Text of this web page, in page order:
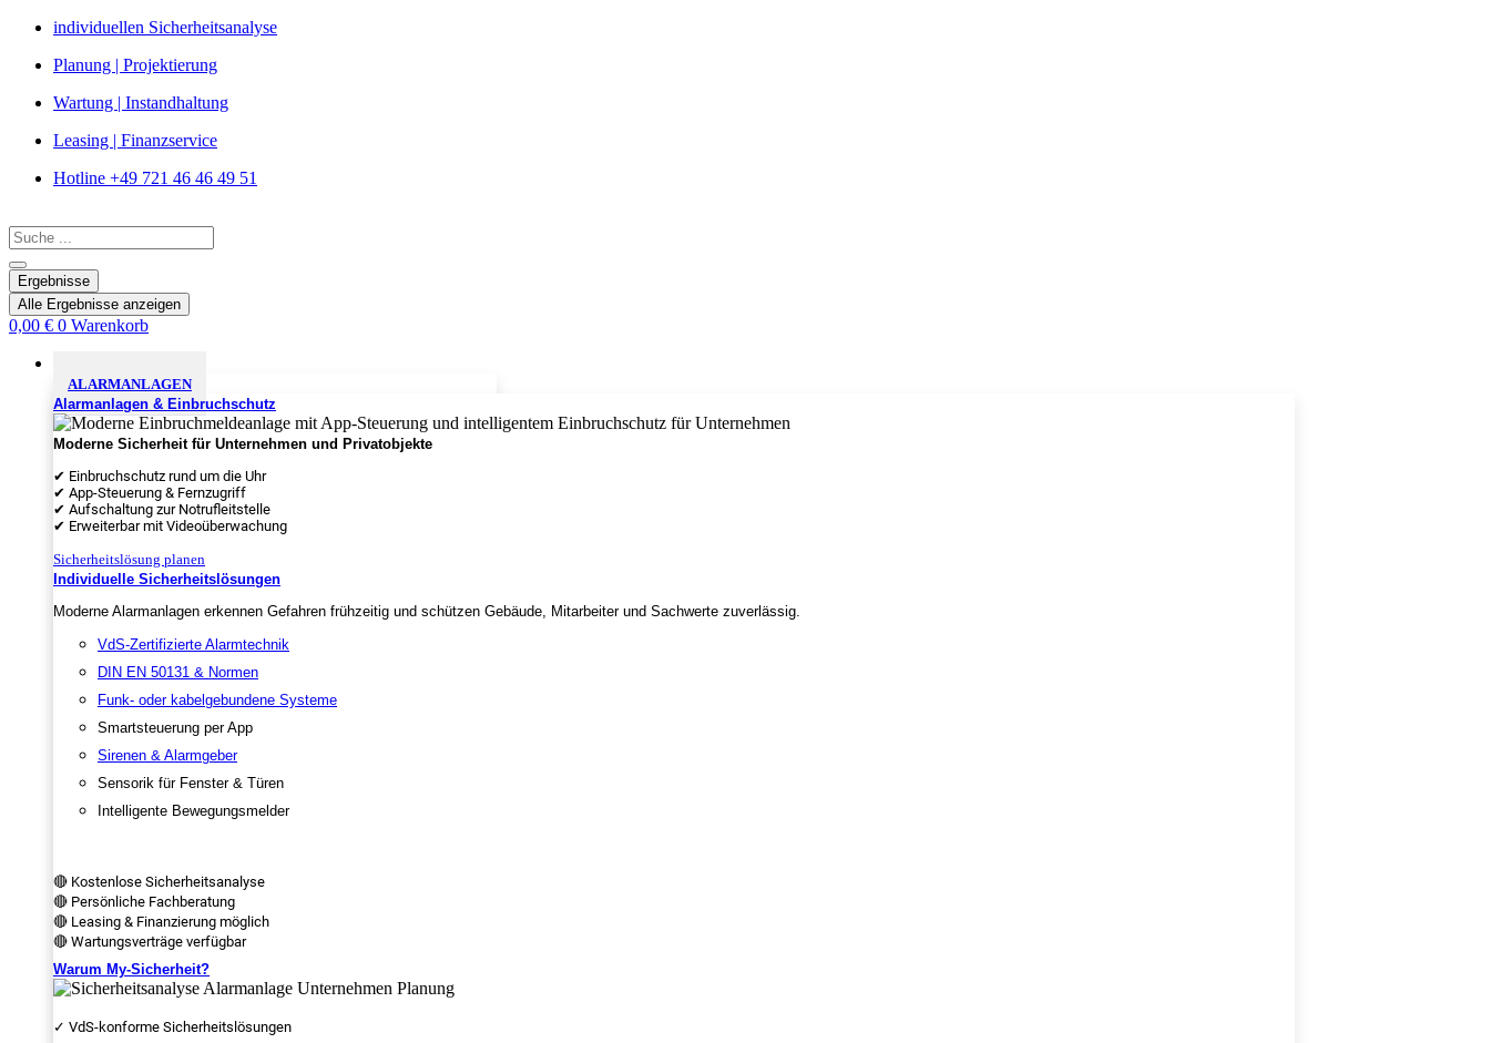
Zum
springen
individuellen Sicherheitsanalyse
Planung | Projektierung
Wartung | Instandhaltung
Leasing | Finanzservice
Hotline +49 721 46 46 49 51
Search
...
Ergebnisse
Alle Ergebnisse anzeigen
0,00 € 0 Warenkorb
ALARMANLAGEN
Alarmanlagen & Einbruchschutz
Moderne Sicherheit für Unternehmen und Privatobjekte
✔ Einbruchschutz rund um die Uhr
✔ App-Steuerung & Fernzugriff
✔ Aufschaltung zur Notrufleitstelle
✔ Erweiterbar mit Videoüberwachung
Sicherheitslösung planen
Individuelle Sicherheitslösungen
Moderne Alarmanlagen erkennen Gefahren frühzeitig und schützen Gebäude, Mitarbeiter und Sachwerte zuverlässig.
VdS-Zertifizierte Alarmtechnik
DIN EN 50131 & Normen
Funk- oder kabelgebundene Systeme
Smartsteuerung per App
Sirenen & Alarmgeber
Sensorik für Fenster & Türen
Intelligente Bewegungsmelder
🔴 Kostenlose Sicherheitsanalyse
🔴 Persönliche Fachberatung
🔴 Leasing & Finanzierung möglich
🔴 Wartungsverträge verfügbar
Warum My-Sicherheit?
✓ VdS-konforme Sicherheitslösungen